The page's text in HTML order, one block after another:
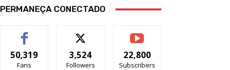
PERMANEÇA CONECTADO
50,319
Fans
3,524
Followers
22,800
Subscribers